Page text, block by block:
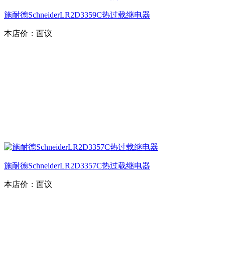
施耐德SchneiderLR2D3359C热过载继电器
本店价： 面议
施耐德SchneiderLR2D3357C热过载继电器
本店价： 面议